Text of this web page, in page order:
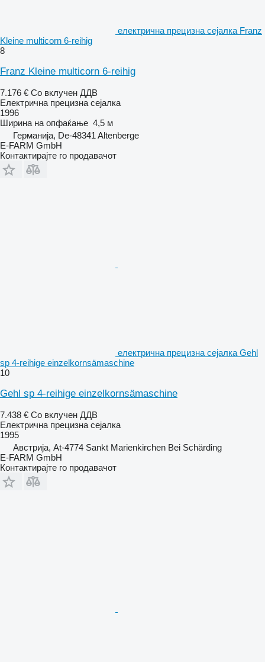
електрична прецизна сејалка Franz
Kleine multicorn 6-reihig
8
Franz Kleine multicorn 6-reihig
7.176 € Со вклучен ДДВ
Електрична прецизна сејалка
1996
Ширина на опфаќање 4,5 м
Германија, De-48341 Altenberge
E-FARM GmbH
Контактирајте го продавачот
електрична прецизна сејалка Gehl
sp 4-reihige einzelkornsämaschine
10
Gehl sp 4-reihige einzelkornsämaschine
7.438 € Со вклучен ДДВ
Електрична прецизна сејалка
1995
Австрија, At-4774 Sankt Marienkirchen Bei Schärding
E-FARM GmbH
Контактирајте го продавачот